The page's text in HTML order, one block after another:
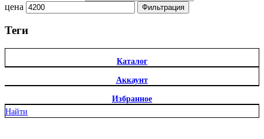
цена
Фильтрация
Теги
Каталог
Аккаунт
Избранное
Найти